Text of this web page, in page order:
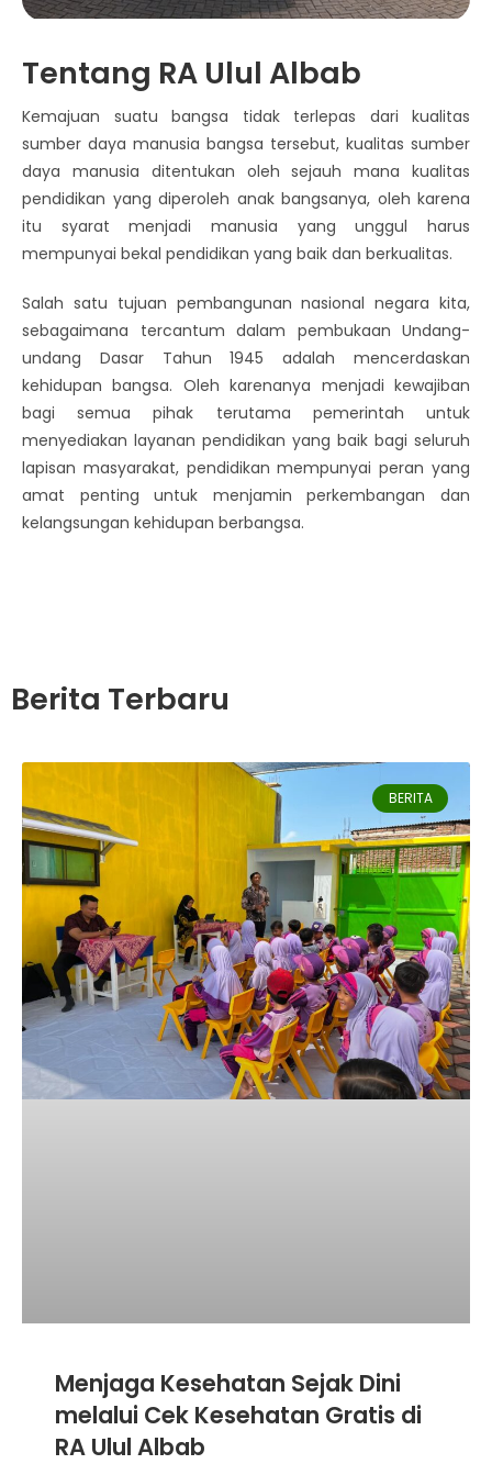
Tentang RA Ulul Albab
Kemajuan suatu bangsa tidak terlepas dari kualitas
sumber daya manusia bangsa tersebut, kualitas sumber
daya manusia ditentukan oleh sejauh mana kualitas
pendidikan yang diperoleh anak bangsanya, oleh karena
itu syarat menjadi manusia yang unggul harus
mempunyai bekal pendidikan yang baik dan berkualitas.
Salah satu tujuan pembangunan nasional negara kita,
sebagaimana tercantum dalam pembukaan Undang-
undang Dasar Tahun 1945 adalah mencerdaskan
kehidupan bangsa. Oleh karenanya menjadi kewajiban
bagi semua pihak terutama pemerintah untuk
menyediakan layanan pendidikan yang baik bagi seluruh
lapisan masyarakat, pendidikan mempunyai peran yang
amat penting untuk menjamin perkembangan dan
kelangsungan kehidupan berbangsa.
Berita Terbaru
BERITA
Menjaga Kesehatan Sejak Dini
melalui Cek Kesehatan Gratis di
RA Ulul Albab